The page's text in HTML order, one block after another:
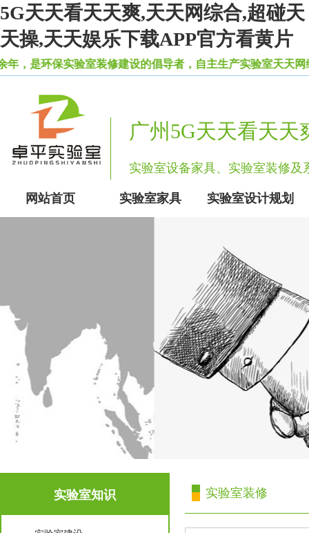
5G天天看天天爽,天天网综合,超碰天
天操,天天娱乐下载APP官方看黄片
环保实验室装修建设的倡导者，自主生产实验室天天网综合柜
广州5G天天看天
实验室设备家具、实验室装修
网站首页 实验室家具 实验室设计规划
实验室知识 实验室装修